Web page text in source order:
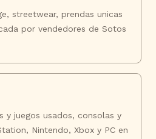
streetwear, prendas unicas
por vendedores de Sotos
y juegos usados, consolas y
Nintendo, Xbox y PC en